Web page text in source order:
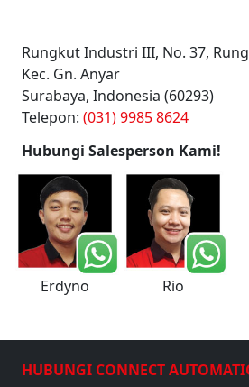
Rungkut Industri III, No. 37,
Kec. Gn. Anyar
Surabaya, Indonesia (60293)
Telepon: (031) 9985 8624
Hubungi Salesperson Kami!
Erdyno Rio
HUBUNGI CONNECT